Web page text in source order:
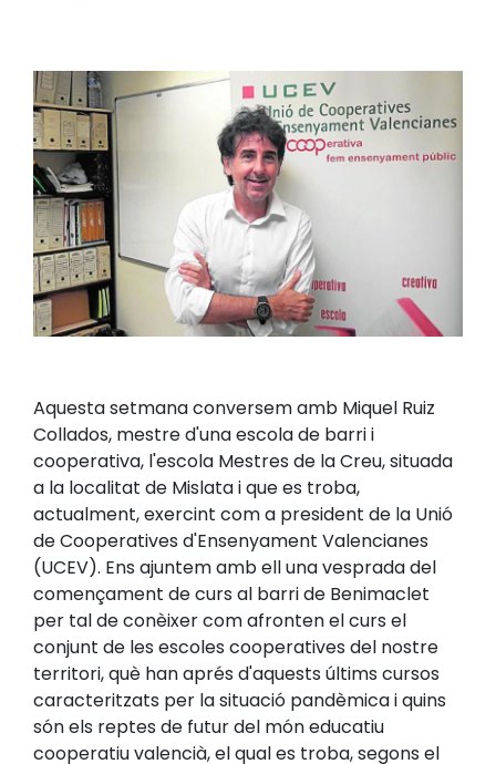
Aquesta setmana conversem amb Miquel Ruiz
Collados, mestre d'una escola de barri i
cooperativa, l'escola Mestres de la Creu, situada
a la localitat de Mislata i que es troba,
actualment, exercint com a president de la Unió
de Cooperatives d'Ensenyament Valencianes
(UCEV). Ens ajuntem amb ell una vesprada del
començament de curs al barri de Benimaclet
per tal de conèixer com afronten el curs el
conjunt de les escoles cooperatives del nostre
territori, què han aprés d'aquests últims cursos
caracteritzats per la situació pandèmica i quins
són els reptes de futur del món educatiu
cooperatiu valencià, el qual es troba, segons el